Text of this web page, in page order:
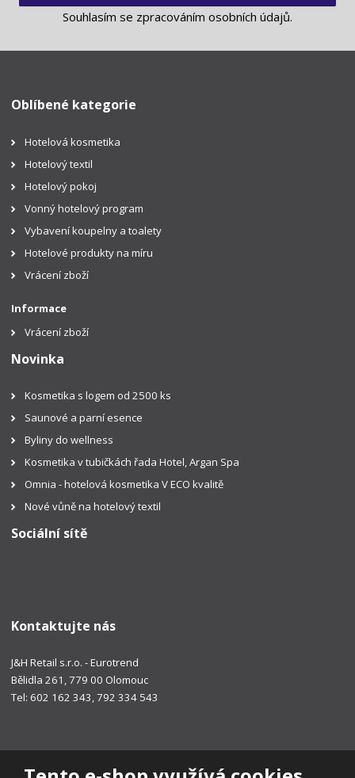
Souhlasím se zpracováním osobních údajů.
Oblíbené kategorie
Hotelová kosmetika
Hotelový textil
Hotelový pokoj
Vonný hotelový program
Vybavení koupelny a toalety
Hotelové produkty na míru
Vrácení zboží
Informace
Vrácení zboží
Novinka
Kosmetika s logem od 2500 ks
Saunové a parní esence
Byliny do wellness
Kosmetika v tubičkách řada Hotel, Argan Spa
Omnia - hotelová kosmetika V ECO kvalitě
Nové vůně na hotelový textil
Sociální sítě
Kontaktujte nás
J&H Retail s.r.o. - Eurotrend
Bělidla 261, 779 00 Olomouc
Tel: 602 162 343, 792 334 543